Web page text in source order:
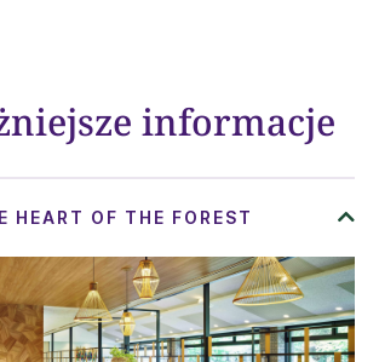
informacje